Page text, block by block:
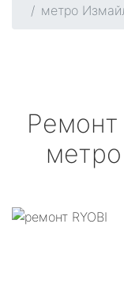
метро